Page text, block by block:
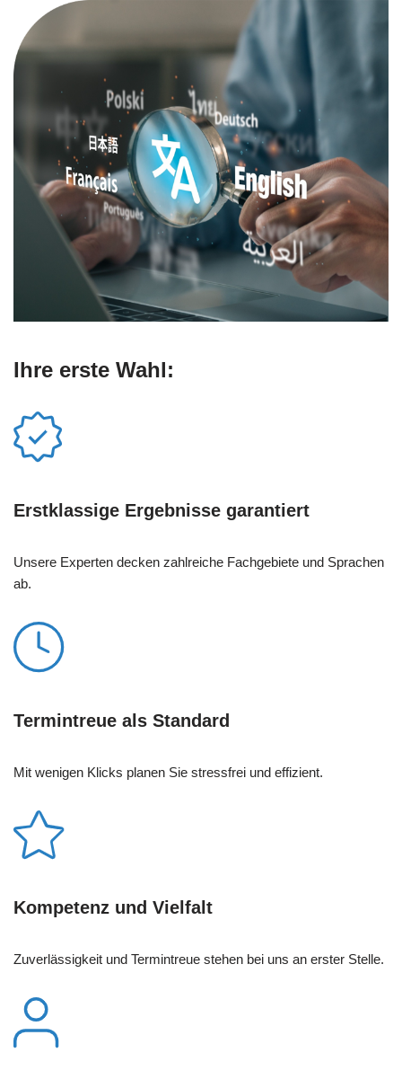
Ihre erste Wahl:
Erstklassige Ergebnisse garantiert
Unsere Experten decken zahlreiche Fachgebiete und Sprachen
ab.
Termintreue als Standard
Mit wenigen Klicks planen Sie stressfrei und effizient.
Kompetenz und Vielfalt
Zuverlässigkeit und Termintreue stehen bei uns an erster Stelle.